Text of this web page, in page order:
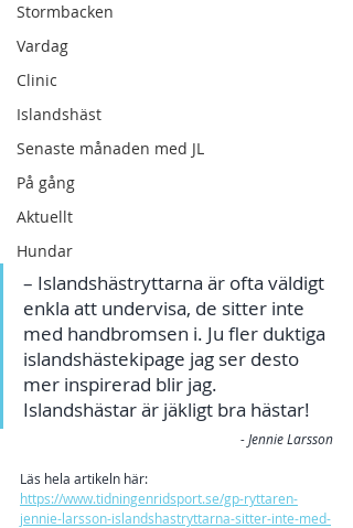
Stormbacken
Vardag
Clinic
Islandshäst
Senaste månaden med JL
På gång
Aktuellt
Hundar
– Islandshästryttarna är ofta väldigt
enkla att undervisa, de sitter inte
med handbromsen i. Ju fler duktiga
islandshästekipage jag ser desto
mer inspirerad blir jag.
Islandshästar är jäkligt bra hästar!
- Jennie Larsson
Läs hela artikeln här:
https://www.tidningenridsport.se/gp-ryttaren-
jennie-larsson-islandshastryttarna-sitter-inte-med-